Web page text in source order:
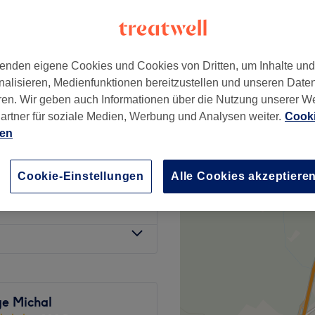
30%
70 €
100 €
/ Beine)
60 €
Michal
eigene Cookies und Cookies von Dritten, um Inhalte
Medienfunktionen bereitzustellen und unseren
Wir geben auch Informationen über die Nutzung unserer
für soziale Medien, Werbung und Analysen weiter.
Cookie-Einstellungen Alle Cookies akzeptieren